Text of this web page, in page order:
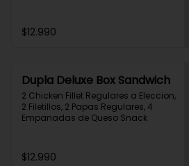
$12.990
Dupla Deluxe Box Sandwich
2 Chicken Fillet Regulares a Eleccion,
2 Filetillos, 2 Papas Regulares, 4
Empanadas de Queso Snack
$12.990